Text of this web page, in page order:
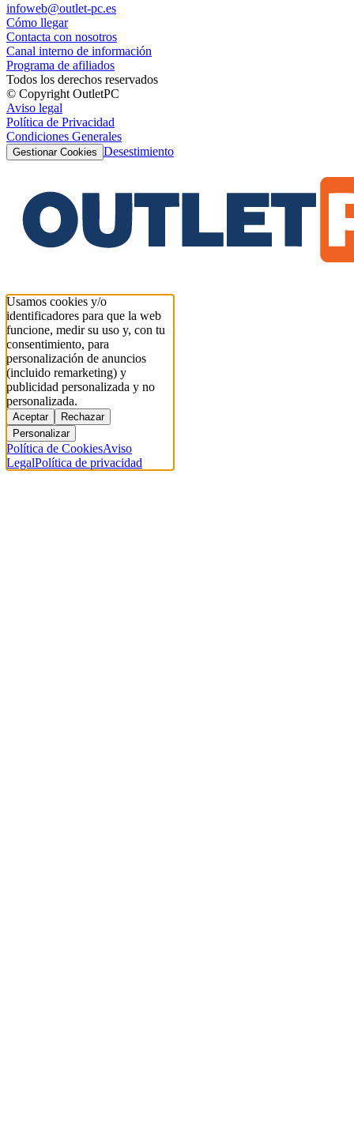
infoweb@outlet-pc.es
Cómo llegar
Contacta con nosotros
Canal interno de información
Programa de afiliados
Todos los derechos reservados
© Copyright OutletPC
Aviso legal
Política de Privacidad
Condiciones Generales
Gestionar Cookies Desestimiento
Usamos cookies y/o
identificadores para que la web
funcione, medir su uso y, con tu
consentimiento, para
personalización de anuncios
(incluido remarketing) y
publicidad personalizada y no
personalizada.
Aceptar
Rechazar
Personalizar
Política de CookiesAviso
LegalPolítica de privacidad